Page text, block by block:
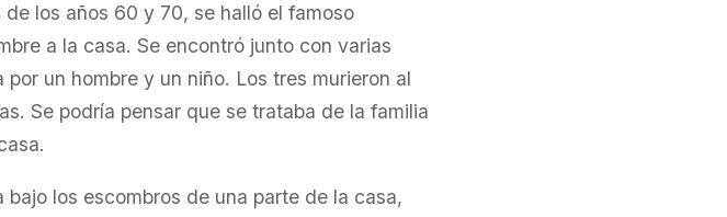
los años 60 y 70, se halló el famoso
a la casa. Se encontró junto con varias
un hombre y un niño. Los tres murieron al
Se podría pensar que se trataba de la familia
los escombros de una parte de la casa,